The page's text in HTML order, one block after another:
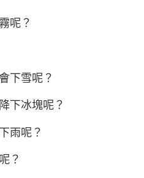
呢？
下雪呢？
下冰塊呢？
雨呢？
？